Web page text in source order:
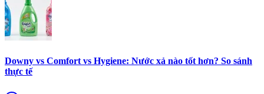
Downy vs Comfort vs Hygiene: Nước xả nào tốt hơn? So sánh
thực tế